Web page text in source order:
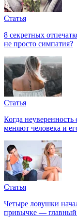
Статья
8 секретных
не просто симпатия?
Статья
Когда
меняют человека и
Статья
Четыре ловушки
привычке — главный